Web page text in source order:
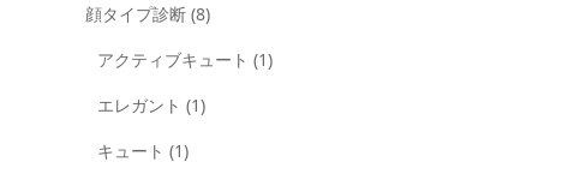
顔タイプ診断 (8)
アクティブキュート (1)
エレガント (1)
キュート (1)